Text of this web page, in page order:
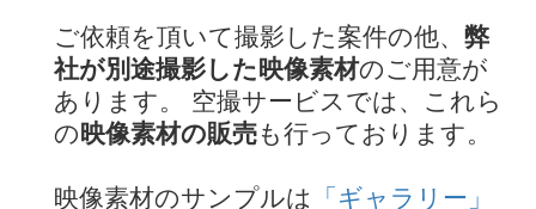
ご依頼を頂いて撮影した案件の他、 弊
社が別途撮影した映像素材のご用意が
あります。 空撮サービスでは、これら
の 映像素材の販売も行っております。
映像素材のサンプルは
「ギャラリー」